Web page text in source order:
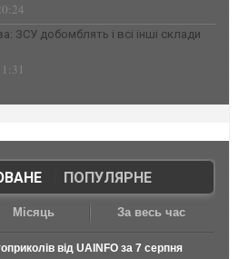
ЗСУ добомблять і всі інші склади
| ПОПУЛЯРНЕ
Місяць За весь час
від UAINFO за 7 серпня